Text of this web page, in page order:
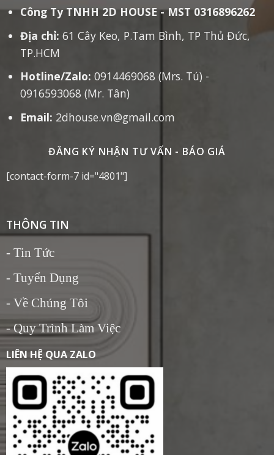
Công Ty TNHH 2D HOUSE - MST 0316896262
Địa chỉ: 61 Cây Keo, P.Tam Bình, TP Thủ Đức,
TP.HCM
Hotline/Zalo: 0914469068 (Mrs. Tú) -
0916593068 (Mr. Tân)
Email: 2dhouse.vn@gmail.com
ĐĂNG KÝ NHẬN TƯ VẤN - BÁO GIÁ
[contact-form-7 id="4801"]
THÔNG TIN
- Tin Tức
- Tuyển Dụng
- Về Chúng Tôi
- Quy Trình Làm Việc
LIÊN HỆ QUA ZALO